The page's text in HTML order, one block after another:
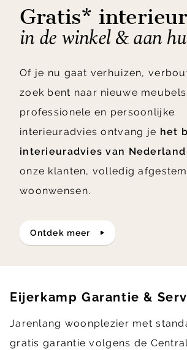
Gratis*
in de winkel & aan
Of je nu gaat verhuizen,
zoek bent naar nieuwe
professionele en persoonlijke
interieuradvies ontvang je het
interieuradvies van Nederland
onze klanten, volledig
woonwensen.
ontdek meer
Eijerkamp Garantie &
Jarenlang woonplezier met
gratis garantie volgens de